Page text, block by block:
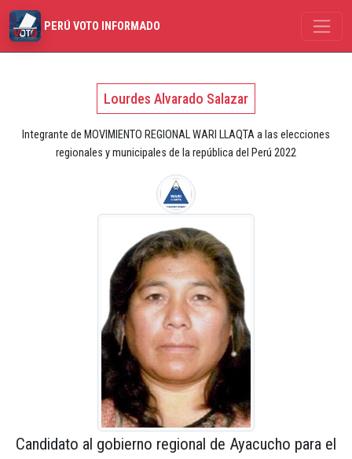
PERÚ VOTO INFORMADO
Lourdes Alvarado Salazar
Integrante de MOVIMIENTO REGIONAL WARI LLAQTA a las elecciones
regionales y municipales de la república del Perú 2022
Candidato al gobierno regional de Ayacucho para el